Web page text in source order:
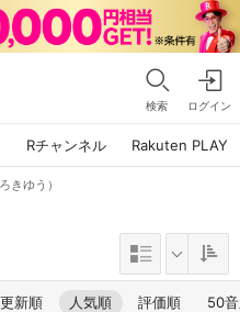
検索 ログイン
Rチャンネル Rakuten PLAY
きゆう）
更新順 人気順 評価順 50